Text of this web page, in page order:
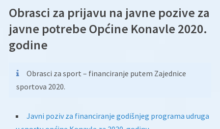
Obrasci za prijavu na javne pozive za
javne potrebe Općine Konavle 2020.
godine
Obrasci za sport – financiranje putem Zajednice
sportova 2020.
Javni poziv za financiranje godišnjeg programa udruga